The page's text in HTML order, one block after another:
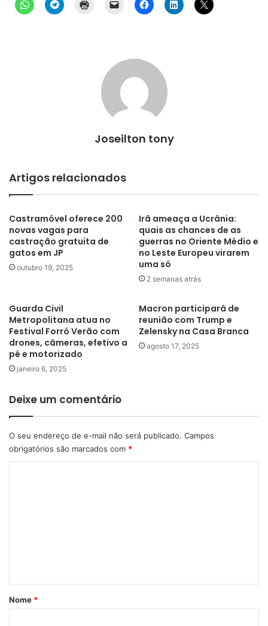
Joseilton tony
Artigos relacionados
Castramóvel oferece 200
novas vagas para
castração gratuita de
gatos em JP
outubro 19, 2025
Irã ameaça a Ucrânia:
quais as chances de as
guerras no Oriente Médio e
no Leste Europeu virarem
uma só
2 semanas atrás
Guarda Civil
Metropolitana atua no
Festival Forró Verão com
drones, câmeras, efetivo a
pé e motorizado
janeiro 6, 2025
Macron participará de
reunião com Trump e
Zelensky na Casa Branca
agosto 17, 2025
Deixe um comentário
O seu endereço de e-mail não será publicado. Campos
obrigatórios são marcados com *
rNome *